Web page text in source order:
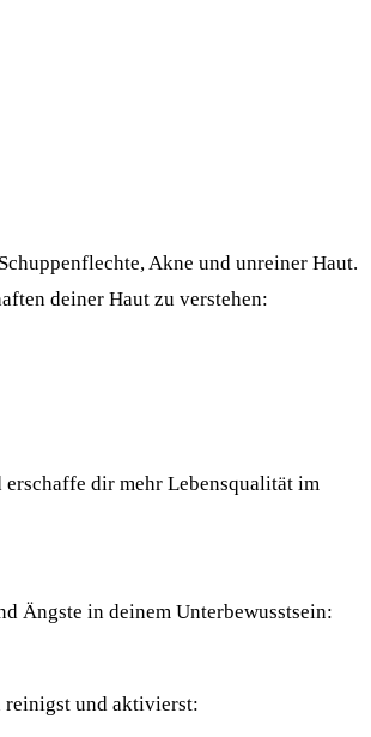
Akne und unreiner Haut.
deiner Haut zu verstehen:
dir mehr Lebensqualität im
Ängste in deinem Unterbewusstsein:
reinigst und aktivierst: